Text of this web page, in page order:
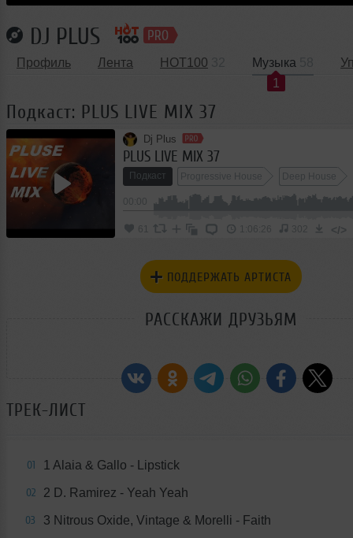
DJ PLUS
Профиль Лента HOT100
Музыка
1
Подкаст: PLUS LIVE MIX 37
Dj Plus
PLUS LIVE MIX 37
Подкаст Progressive House Deep House
61 1:06:26 302 </>
ПОДДЕРЖАТЬ АРТИСТА
РАССКАЖИ ДРУЗЬЯМ
ТРЕК-ЛИСТ
01 1 Alaia & Gallo - Lipstick
02 2 D. Ramirez - Yeah Yeah
03 3 Nitrous Oxide, Vintage & Morelli - Faith